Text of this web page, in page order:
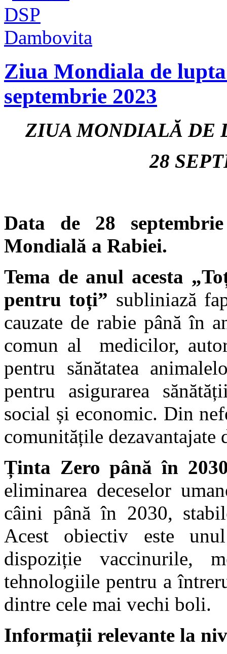
Ziua Mondiala de
septembrie 2023
ZIUA MONDIALĂ DE
28
Data de 28
Mondială a Rabiei.
Tema de anul acesta
pentru toți” subliniază
cauzate de rabie până în
comun al medicilor,
pentru sănătatea
pentru asigurarea
social și economic. Din
comunitățile dezavantajate
Ținta Zero până în
eliminarea deceselor
câini până în 2030,
Acest obiectiv este
dispoziție vaccinurile,
tehnologiile pentru a
dintre cele mai vechi boli.
Informații relevante la